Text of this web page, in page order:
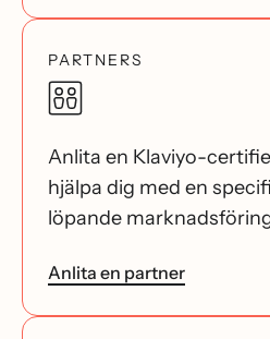
PARTNERS
Anlita en Klaviyo-
hjälpa dig med en
löpande
Anlita en partner